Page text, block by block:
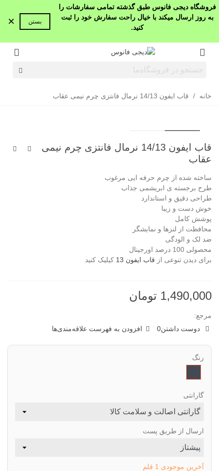
فروشگاه دیجی فانوس طبق گذشته تمامی سفارشات را
به روز ارسال میکند با خیال راحت سفارش خود را ثبت
کنید.
بستن ×
خانه / قاب ایفون 14/13 نرمال فانتزی چرم نیمی عقاب
قاب ایفون 14/13 نرمال فانتزی چرم نیمی
عقاب
ساخته شده از چرم حرفه ایی مرغوب
طرح برجسته ی ابریشمی جذاب
طراحی دقیق و استاندارد
خوش دست و زیبا
پوشش کامل
محافظت از لنزها و نمایشگر
ضد لک و الودگی
محصولی 100 درصد اورجینال
برای دیدن تنوعی از قاب ایفون 13 کیلیک کنید
1,490,000 تومان
مرجع:
دوست داشتن0 افزودن به فهرست علاقه‌مندی‌ها
رنگ
گارانتی
ارسال از طریق پست
آخرین موجودی 1 قلم